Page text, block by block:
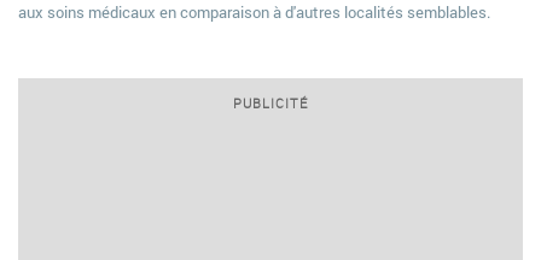
aux soins médicaux en comparaison à d'autres localités semblables.
PUBLICITÉ